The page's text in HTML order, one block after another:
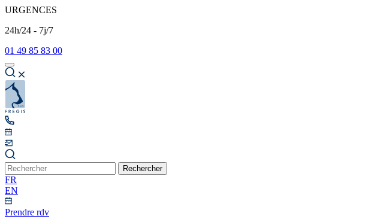
URGENCES
24h/24 - 7j/7
01 49 85 83 00
Rechercher
FR
EN
Prendre rdv